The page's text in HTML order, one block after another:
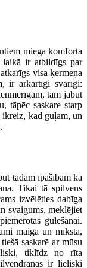
miega komforta
laikā ir atbildīgs par
visa ķermeņa
ir ārkārtīgi svarīgi:
tam jābūt
tāpēc saskare starp
ikreiz, kad guļam, un
tādām īpašībām kā
Tikai tā spilvens
izvēlēties dabīga
svaigums, meklējiet
gulēšanai.
maiga un mīksta,
saskarē ar mūsu
tiklīdz no rīta
ir lieliski